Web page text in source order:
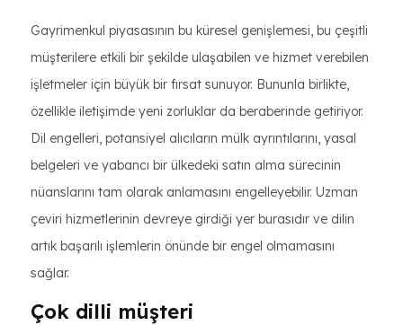
Gayrimenkul piyasasının bu küresel genişlemesi, bu çeşitli
müşterilere etkili bir şekilde ulaşabilen ve hizmet verebilen
işletmeler için büyük bir fırsat sunuyor. Bununla birlikte,
özellikle iletişimde yeni zorluklar da beraberinde getiriyor.
Dil engelleri, potansiyel alıcıların mülk ayrıntılarını, yasal
belgeleri ve yabancı bir ülkedeki satın alma sürecinin
nüanslarını tam olarak anlamasını engelleyebilir. Uzman
çeviri hizmetlerinin devreye girdiği yer burasıdır ve dilin
artık başarılı işlemlerin önünde bir engel olmamasını
sağlar.
Çok dilli müşteri